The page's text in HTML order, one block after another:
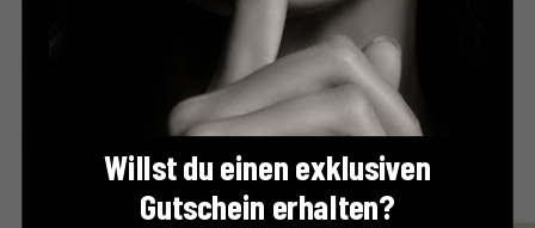
Der perfekte Apéro
Willst du einen exklusiven
Gutschein erhalten?